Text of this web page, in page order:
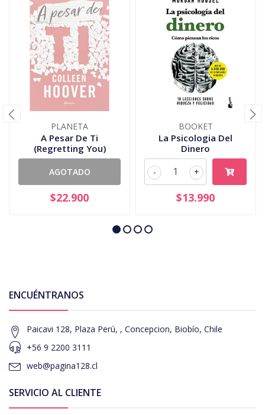
PLANETA
A Pesar De Ti
(Regretting You)
AGOTADO
$22.900
BOOKET
La Psicologia Del
Dinero
+
-
$13.990
ENCUÉNTRANOS
Paicavi 128, Plaza Perú, , Concepcion, Biobío, Chile
+56 9 2200 3111
web@pagina128.cl
SERVICIO AL CLIENTE